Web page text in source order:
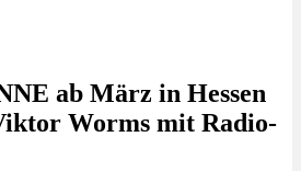
ab März in Hessen
Worms mit Radio-